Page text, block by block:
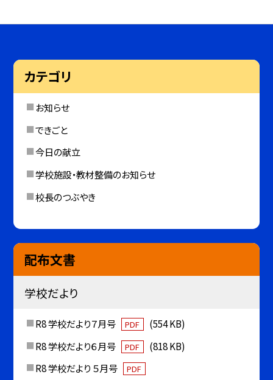
カテゴリ
お知らせ
できごと
今日の献立
学校施設・教材整備のお知らせ
校長のつぶやき
配布文書
学校だより
R8 学校だより７月号 PDF
(554 KB)
R8 学校だより６月号
PDF
(818 KB)
R8 学校だより ５月号
PDF